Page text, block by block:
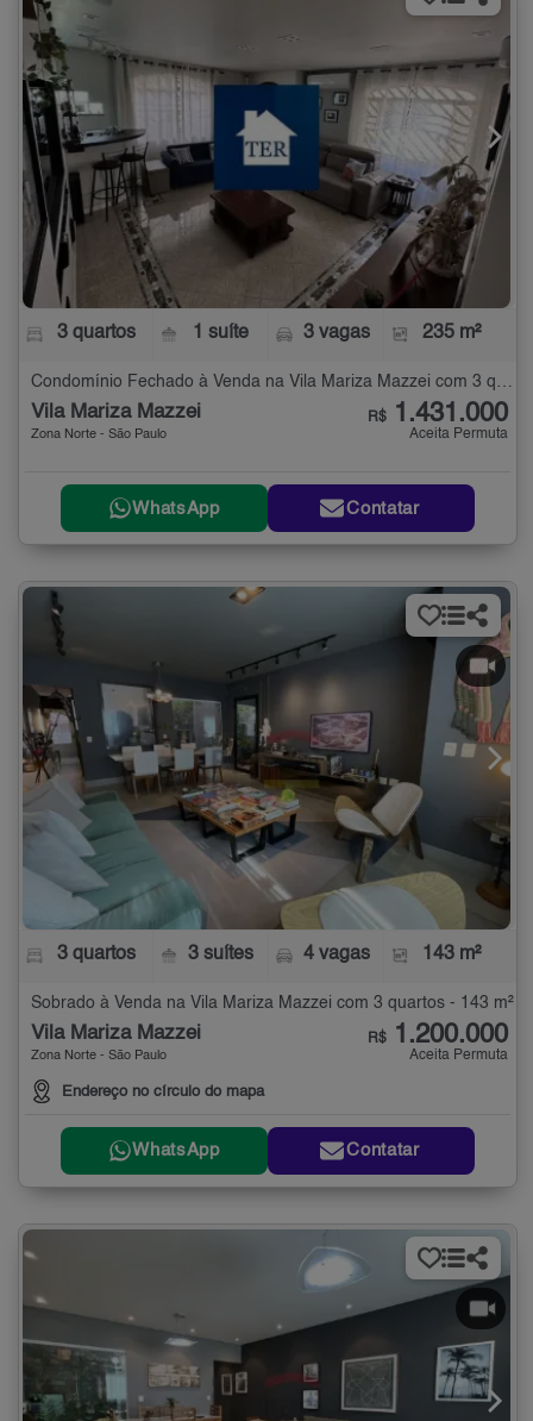
3 quartos 1 suíte 3 vagas 235 m²
Condomínio Fechado à Venda na Vila Mariza Mazzei com 3 quartos - 235 m²
Vila Mariza Mazzei
Zona Norte - São Paulo
R$ 1.431.000
Aceita Permuta
WhatsApp Contatar
3 quartos 3 suítes 4 vagas 143 m²
Sobrado à Venda na Vila Mariza Mazzei com 3 quartos - 143 m²
Vila Mariza Mazzei
Zona Norte - São Paulo
Endereço no círculo do mapa
R$ 1.200.000
Aceita Permuta
WhatsApp Contatar